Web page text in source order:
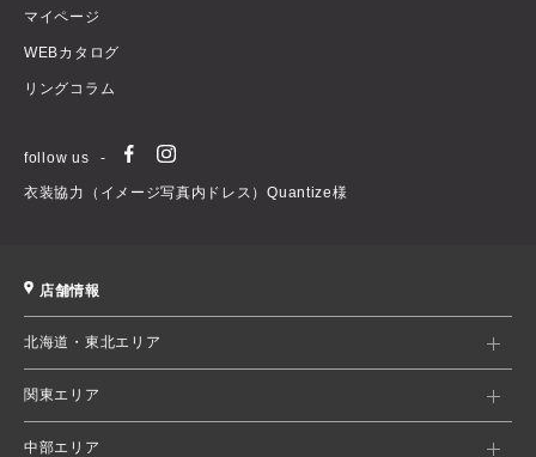
マイページ
WEBカタログ
リングコラム
follow us
衣装協力（イメージ写真内ドレス）Quantize様
店舗情報
北海道・東北エリア
関東エリア
中部エリア